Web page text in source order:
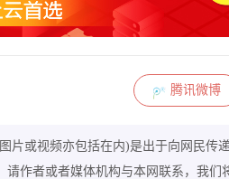
腾讯微博
或视频亦包括在内)是出于向网民传
作者或者媒体机构与本网联系，我们